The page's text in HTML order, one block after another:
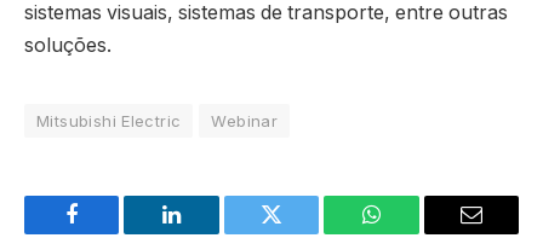
sistemas visuais, sistemas de transporte, entre outras
soluções.
Mitsubishi Electric Webinar
Facebook LinkedIn Twitter WhatsApp Email